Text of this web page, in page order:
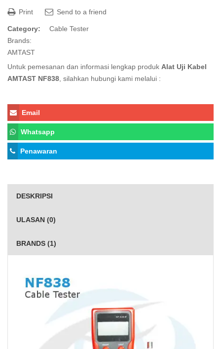
Print Send to a friend
Category:
Cable Tester
Brands:
AMTAST
Untuk pemesanan dan informasi lengkap produk Alat Uji Kabel
AMTAST NF838 , silahkan hubungi kami melalui :
Email
Whatsapp
Penawaran
DESKRIPSI
ULASAN (0)
BRANDS (1)